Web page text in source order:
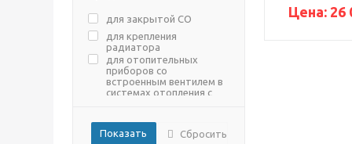
для закрытой СО
для крепления
радиатора
для отопительных
приборов со
встроенным вентилем в
системах отопления с
для радиаторов
отопления
Сбросить
Цена: 26